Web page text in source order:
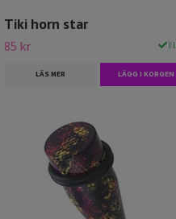
Tiki horn star
85 kr I
LÄS MER LÄGG I KORGEN